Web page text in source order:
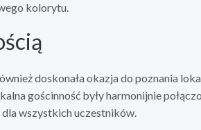
kolorytu.
doskonała okazja do poznania
gościnność były harmonijnie
wszystkich uczestników.